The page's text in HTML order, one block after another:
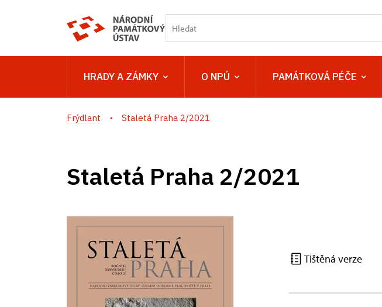
HRADY A ZÁMKY O NPÚ PAMÁTKOVÁ PÉČE
Frýdlant Staletá Praha 2/2021
Staletá Praha 2/2021
Tištěná verze